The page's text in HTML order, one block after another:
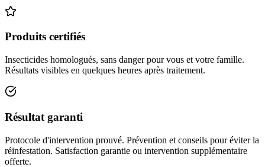
Produits certifiés
Insecticides homologués, sans danger pour vous et votre famille.
Résultats visibles en quelques heures après traitement.
Résultat garanti
Protocole d'intervention prouvé. Prévention et conseils pour éviter la
réinfestation. Satisfaction garantie ou intervention supplémentaire
offerte.